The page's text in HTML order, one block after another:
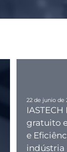
22 de junio de
gratuito
e
indústria